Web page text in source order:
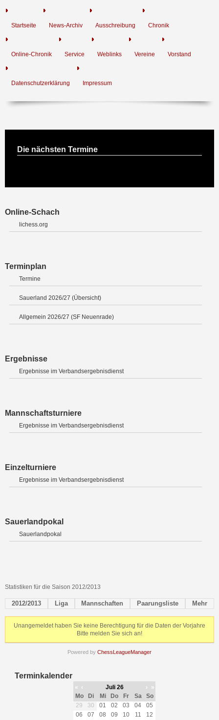
Startseite News-Archiv Ausschreibung Chronik
Online-Chronik Service Weblinks Vereine Vorstand
Datenschutzerklärung Impressum
Die nächsten Termine
Online-Schach
lichess.org
Terminplan
Termine
Sauerland 2026/27 (Übersicht)
Allgemein 2026/27 (SF Neuenrade)
Ergebnisse
Ergebnisse im Verbandsergebnisdienst
Mannschaftsturniere
Ergebnisse im Verbandsergebnisdienst
Einzelturniere
Ergebnisse im Verbandsergebnisdienst
Sauerlandpokal
Sauerlandpokal
Statistiken für die Saison 2012/2013
2012/2013 Liga Mannschaften Paarungsliste Mehr
Unangemeldet haben Sie keine Berechtigung für die Daten der Vorjahre
Bitte melden Sie sich an!
Powered by ChessLeagueManager
Terminkalender
« ‹ Juli 26 ›
»
Mo
Di Mi Do Fr Sa
So
29
30 01 02 03 04
05
06
07 08 09 10 11
12